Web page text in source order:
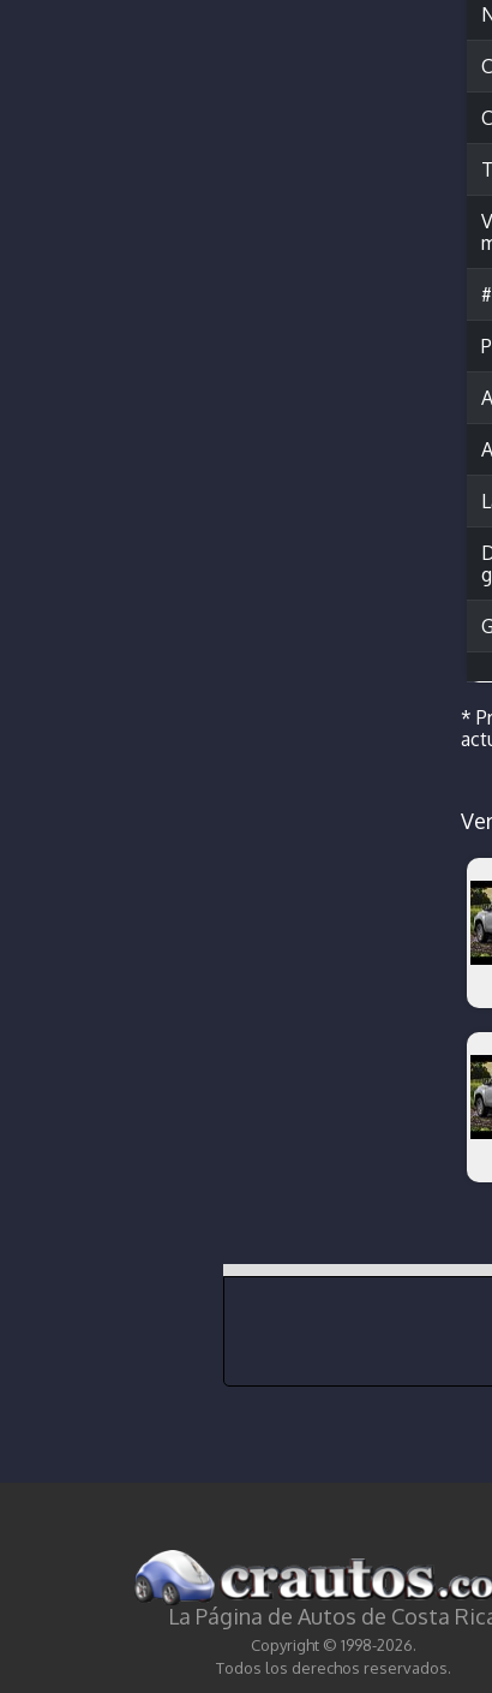
*
La Página de Autos de Costa
Copyright © 1998-2026.
Todos los derechos reservados.